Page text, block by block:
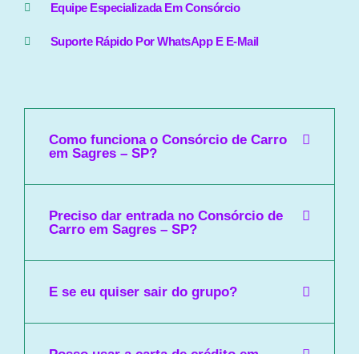
Equipe Especializada Em Consórcio
Suporte Rápido Por WhatsApp E E-Mail
Como funciona o Consórcio de Carro
em Sagres – SP?
Preciso dar entrada no Consórcio de
Carro em Sagres – SP?
E se eu quiser sair do grupo?